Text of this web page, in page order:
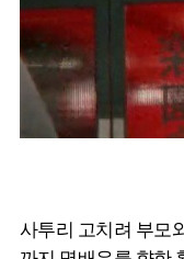
사투리 고치려 부모